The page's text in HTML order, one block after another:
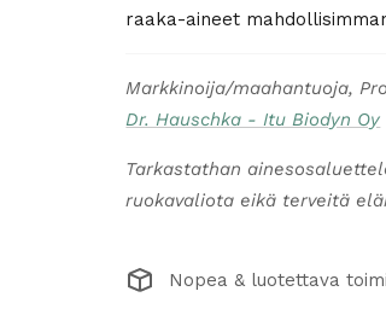
raaka-aineet
Markkinoija/maahantuoja,
Dr. Hauschka - Itu Biodyn Oy
Tarkastathan
ruokavaliota eikä terveitä
Nopea & luotettava